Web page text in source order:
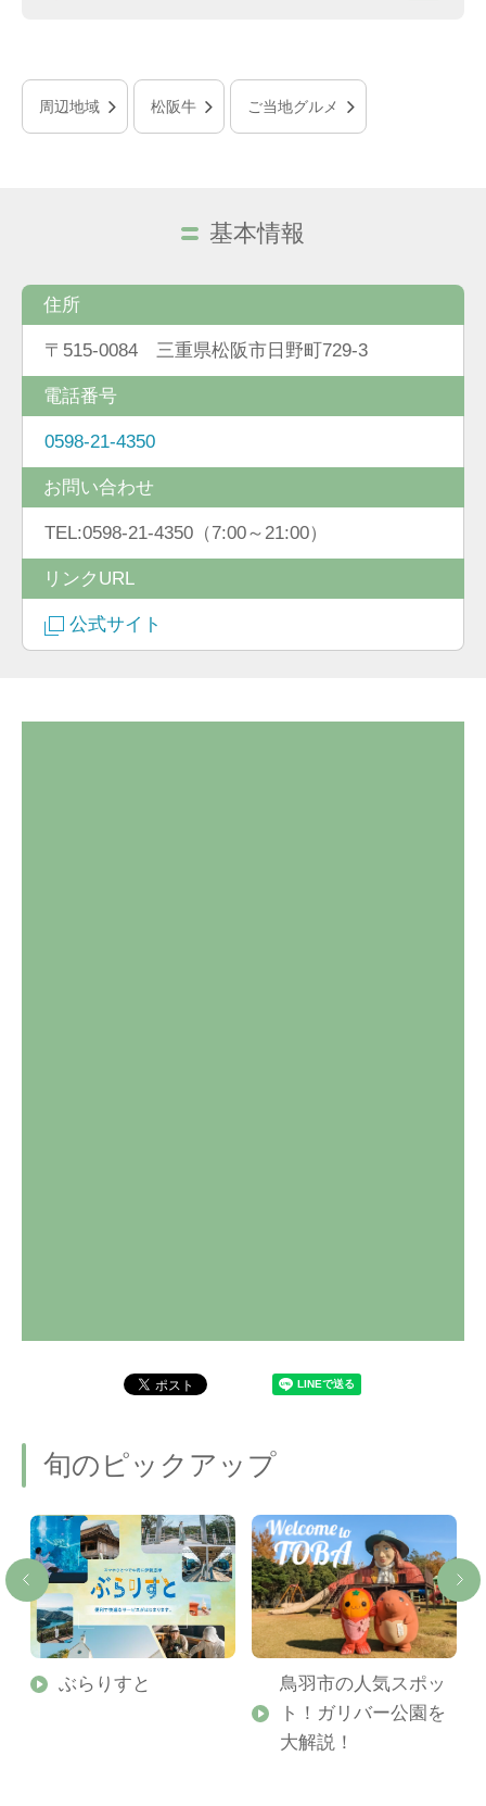
周辺地域 松阪牛 ご当地グルメ
基本情報
住所
〒515-0084 三重県松阪市日野町729-3
電話番号
0598-21-4350
お問い合わせ
TEL:0598-21-4350（7:00～21:00）
リンクURL
公式サイト
旬のピックアップ
ぶらりすと
鳥羽市の人気スポッ
ト！ガリバー公園を
大解説！